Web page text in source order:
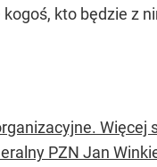
kto będzie z
Więcej
PZN Jan